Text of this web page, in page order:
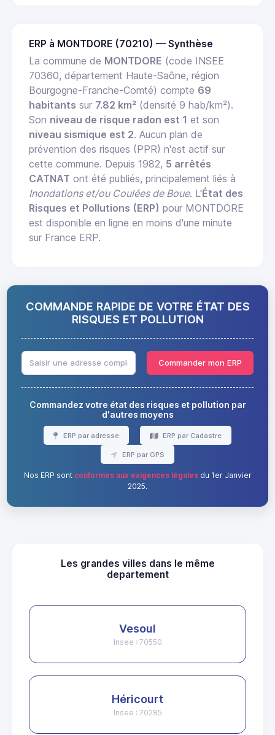
ERP à MONTDORE (70210) — Synthèse
La commune de MONTDORE (code INSEE
70360, département Haute-Saône, région
Bourgogne-Franche-Comté) compte 69
habitants sur 7.82 km² (densité 9 hab/km²).
Son niveau de risque radon est 1 et son
niveau sismique est 2. Aucun plan de
prévention des risques (PPR) n'est actif sur
cette commune. Depuis 1982, 5 arrêtés
CATNAT ont été publiés, principalement liés à
Inondations et/ou Coulées de Boue. L'État des
Risques et Pollutions (ERP) pour MONTDORE
est disponible en ligne en moins d'une minute
sur France ERP.
COMMANDE RAPIDE DE VOTRE ÉTAT DES
RISQUES ET POLLUTION
Commander mon ERP
Commandez votre état des risques et pollution par
d'autres moyens
ERP par adresse ERP par Cadastre
ERP par GPS
Nos ERP sont conformes aux exigences légalesdu 1er Janvier
2025.
Les grandes villes dans le même
departement
Vesoul
Insee : 70550
Héricourt
Insee : 70285